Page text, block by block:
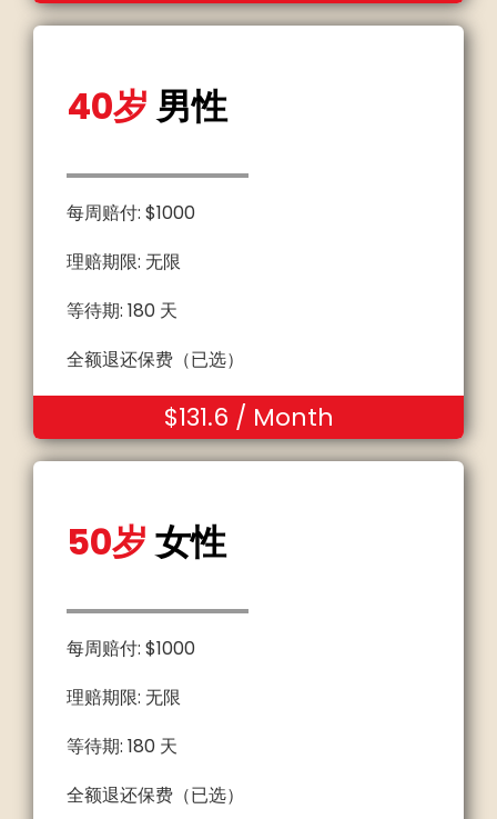
40岁男性
每周赔付: $1000
理赔期限: 无限
等待期: 180 天
全额退还保费（已选）
$131.6 / Month
50岁女性
每周赔付: $1000
理赔期限: 无限
等待期: 180 天
全额退还保费（已选）